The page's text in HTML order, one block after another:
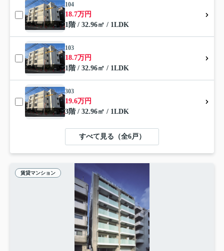
104
18.7万円
1階 / 32.96㎡ / 1LDK
103
18.7万円
1階 / 32.96㎡ / 1LDK
303
19.6万円
3階 / 32.96㎡ / 1LDK
すべて見る（全6戸）
賃貸マンション